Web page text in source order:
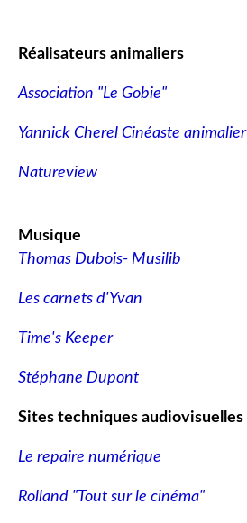
Réalisateurs animaliers
Association "Le Gobie"
Yannick Cherel Cinéaste animalier
Natureview
Musique
Thomas Dubois- Musilib
Les carnets d'Yvan
Time's Keeper
Stéphane Dupont
Sites techniques audiovisuelles
Le repaire numérique
Rolland "Tout sur le cinéma"